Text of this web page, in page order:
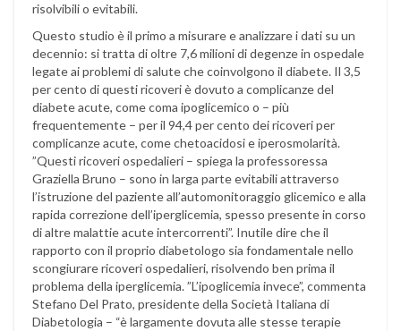
risolvibili o evitabili.
Questo studio è il primo a misurare e analizzare i dati su un
decennio: si tratta di oltre 7,6 milioni di degenze in ospedale
legate ai problemi di salute che coinvolgono il diabete. Il 3,5
per cento di questi ricoveri è dovuto a complicanze del
diabete acute, come coma ipoglicemico o – più
frequentemente – per il 94,4 per cento dei ricoveri per
complicanze acute, come chetoacidosi e iperosmolarità.
”Questi ricoveri ospedalieri – spiega la professoressa
Graziella Bruno – sono in larga parte evitabili attraverso
l’istruzione del paziente all’automonitoraggio glicemico e alla
rapida correzione dell’iperglicemia, spesso presente in corso
di altre malattie acute intercorrenti”. Inutile dire che il
rapporto con il proprio diabetologo sia fondamentale nello
scongiurare ricoveri ospedalieri, risolvendo ben prima il
problema della iperglicemia. ”L’ipoglicemia invece”, commenta
Stefano Del Prato, presidente della Società Italiana di
Diabetologia – “è largamente dovuta alle stesse terapie